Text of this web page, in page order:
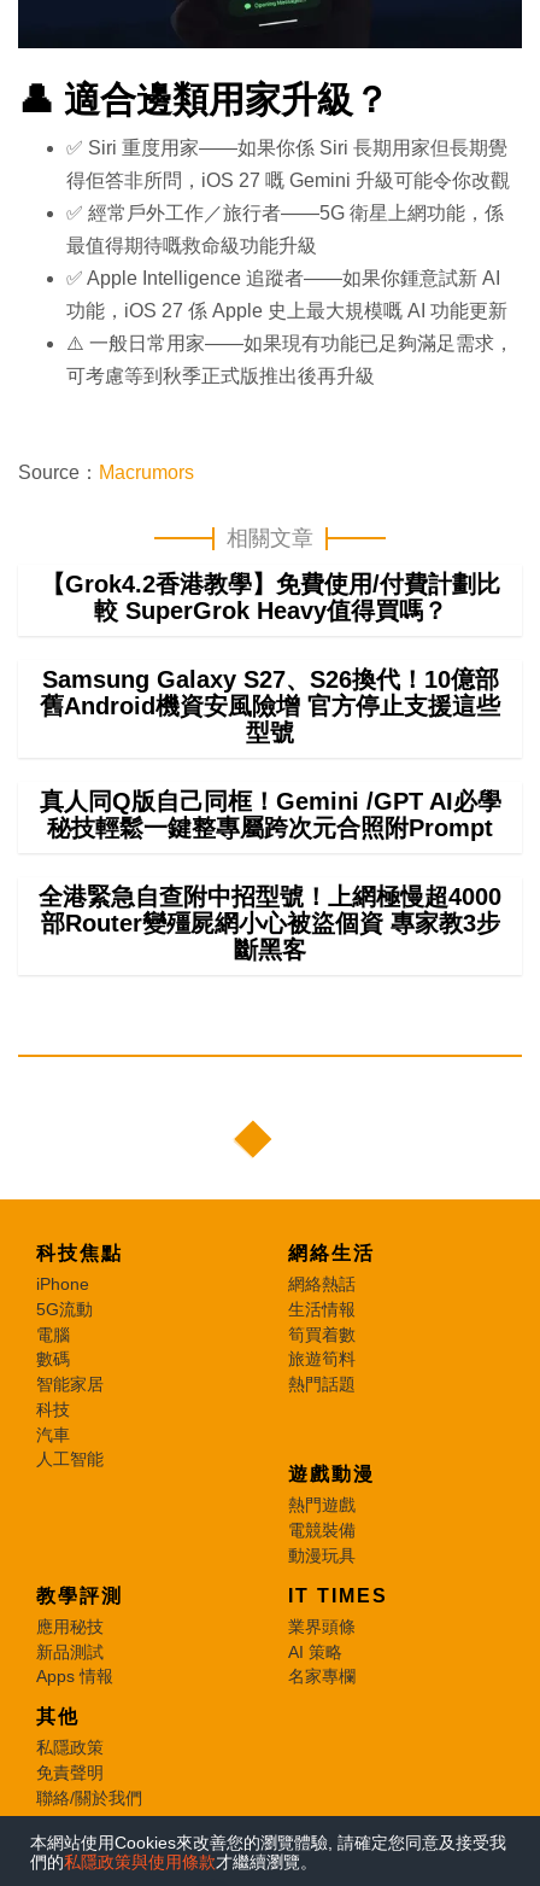
本網站使用Cookies來改善您的瀏覽體驗, 請確定您同意及接受我
們的私隱政策與使用條款才繼續瀏覽。
👤 適合邊類用家升級？
✅ Siri 重度用家——如果你係 Siri 長期用家但長期覺
得佢答非所問，iOS 27 嘅 Gemini 升級可能令你改觀
✅ 經常戶外工作／旅行者——5G 衛星上網功能，係
最值得期待嘅救命級功能升級
✅ Apple Intelligence 追蹤者——如果你鍾意試新 AI
功能，iOS 27 係 Apple 史上最大規模嘅 AI 功能更新
⚠️ 一般日常用家——如果現有功能已足夠滿足需求，
可考慮等到秋季正式版推出後再升級
Source： Macrumors
相關文章
【Grok4.2香港教學】免費使用/付費計劃比
較 SuperGrok Heavy值得買嗎？
Samsung Galaxy S27、S26換代！10億部
舊Android機資安風險增 官方停止支援這些
型號
真人同Q版自己同框！Gemini /GPT AI必學
秘技輕鬆一鍵整專屬跨次元合照附Prompt
全港緊急自查附中招型號！上網極慢超4000
部Router變殭屍網小心被盜個資 專家教3步
斷黑客
科技焦點
iPhone
5G流動
電腦
數碼
智能家居
科技
汽車
人工智能
網絡生活
網絡熱話
生活情報
筍買着數
旅遊筍料
熱門話題
遊戲動漫
熱門遊戲
電競裝備
動漫玩具
教學評測
應用秘技
新品測試
Apps 情報
IT TIMES
業界頭條
AI 策略
名家專欄
其他
私隱政策
免責聲明
聯絡/關於我們
© 2026 e-zone. All Rights Reserved.